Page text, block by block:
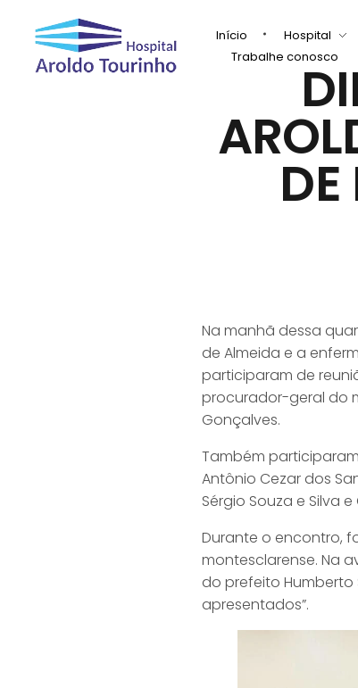
Início Hospital
Trabalhe conosco
Na manhã dessa
de Almeida e a
participaram de
procurador-geral do
Gonçalves.
Também
Antônio Cezar dos
Sérgio Souza e Silva
Durante o encontro,
montesclarense. Na
do prefeito
apresentados”.